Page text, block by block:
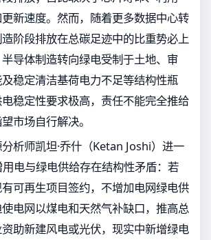
新速度。然而，随着更多数据中心转
阶段排放在总碳足迹中的比重势必上
导体制造转向绿电受制于土地、审
稳定清洁基荷电力不足等结构性瓶
稳定性要求极高，责任不能完全推给
市场自行解决。
析师凯坦·乔什（Ketan Joshi）进一
电与绿电供给存在结构性矛盾：若
可再生项目签约，不增加电网绿电供
电网以煤电和天然气补缺口，推高总
助新建风电或光伏，现实中新增绿电